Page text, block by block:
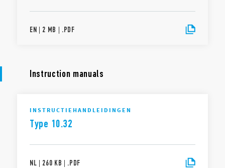
EN | 2 MB | .PDF
Instruction manuals
INSTRUCTIEHANDLEIDINGEN
Type 10.32
NL | 260 KB | .PDF